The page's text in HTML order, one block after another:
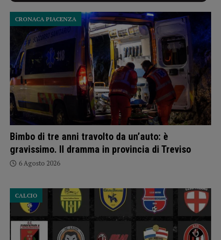
Bimbo di tre anni travolto da un’auto: è
gravissimo. Il dramma in provincia di Treviso
CRONACA PIACENZA
6 Agosto 2026
CALCIO